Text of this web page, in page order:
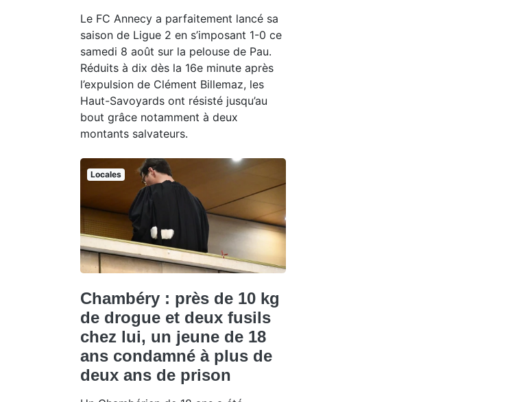
Le FC Annecy a parfaitement lancé sa
saison de Ligue 2 en s’imposant 1-0 ce
samedi 8 août sur la pelouse de Pau.
Réduits à dix dès la 16e minute après
l’expulsion de Clément Billemaz, les
Haut-Savoyards ont résisté jusqu’au
bout grâce notamment à deux
montants salvateurs.
Locales
Chambéry : près de 10 kg
de drogue et deux fusils
chez lui, un jeune de 18
ans condamné à plus de
deux ans de prison